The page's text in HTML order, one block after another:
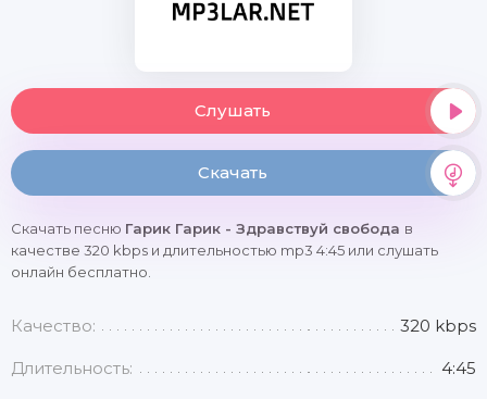
Слушать
Скачать
Скачать песню Гарик Гарик - Здравствуй свобода в
качестве 320 kbps и длительностью mp3 4:45 или слушать
онлайн бесплатно.
Качество: 320 kbps
Длительность: 4:45